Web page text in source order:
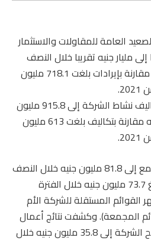
العامة للمقاولات والاستثمار
مليار جنيه تقريبا خلال النصف
الأول المنتهى يونيو 2022، مقارنة بإيرادات بلغت 718.1 مليون
كذلك كشفت عن ارتفاع تكاليف نشاط الشركة إلى 915.8 مليون
جنيه خلال النصف المشار إليه مقارنة بتكاليف بلغت 613 مليون
كما ارتفع صافى الربح المجمع إلى 81.8 مليون جنيه خلال النصف
الأول، مقارنة بصافى ربح بلغ 73.7 مليون جنيه خلال الفترة
2021 (ولم تظهر القوائم المستقلة للشركة الأم
المجمعة). وكشفت نتائج أعمال
ربعية سابقة ارتفاع صافى ربح الشركة إلى 35.8 مليون جنيه خلال